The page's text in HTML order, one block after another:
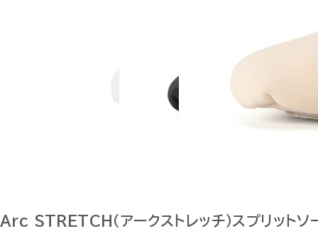
Arc STRETCH（アークストレッチ）スプリットソ